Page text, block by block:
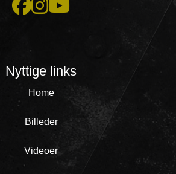
Nyttige links
Home
Billeder
Videoer